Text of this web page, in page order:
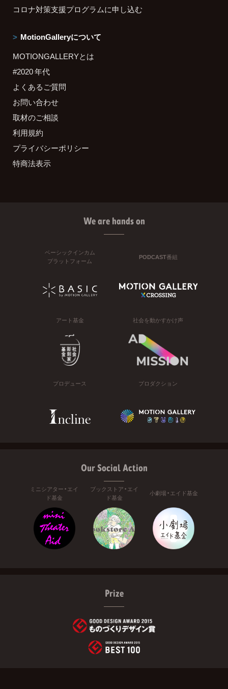
コロナ対策支援プログラムに申し込む
MotionGalleryについて
MOTIONGALLERYとは
#2020 年代
よくあるご質問
お問い合わせ
取材のご相談
利用規約
プライバシーポリシー
特商法表示
We are hands on
ベーシックインカム
プラットフォーム
PODCAST番組
アート基金 社会を動かすかけ声
プロデュース プロダクション
Our Social Action
ミニシアター・エイ
ド基金
ブックストア・エイ
ド基金
小劇場・エイド基金
Prize